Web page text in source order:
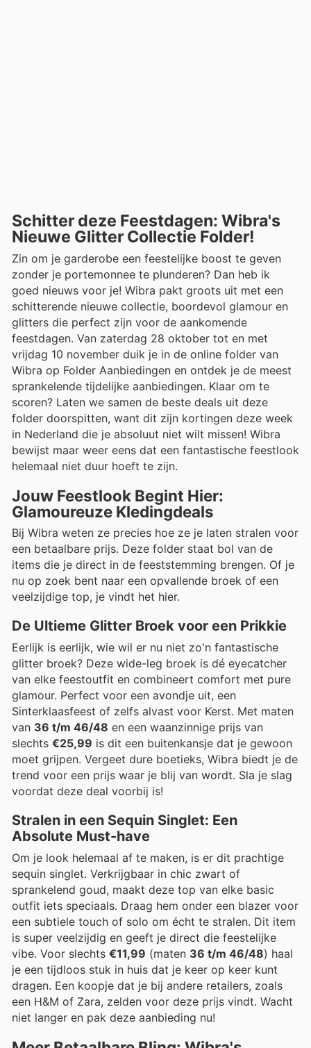
Schitter deze Feestdagen: Wibra's
Nieuwe Glitter Collectie Folder!
Zin om je garderobe een feestelijke boost te geven
zonder je portemonnee te plunderen? Dan heb ik
goed nieuws voor je! Wibra pakt groots uit met een
schitterende nieuwe collectie, boordevol glamour en
glitters die perfect zijn voor de aankomende
feestdagen. Van zaterdag 28 oktober tot en met
vrijdag 10 november duik je in de online folder van
Wibra op Folder Aanbiedingen en ontdek je de meest
sprankelende tijdelijke aanbiedingen. Klaar om te
scoren? Laten we samen de beste deals uit deze
folder doorspitten, want dit zijn kortingen deze week
in Nederland die je absoluut niet wilt missen! Wibra
bewijst maar weer eens dat een fantastische feestlook
helemaal niet duur hoeft te zijn.
Jouw Feestlook Begint Hier:
Glamoureuze Kledingdeals
Bij Wibra weten ze precies hoe ze je laten stralen voor
een betaalbare prijs. Deze folder staat bol van de
items die je direct in de feeststemming brengen. Of je
nu op zoek bent naar een opvallende broek of een
veelzijdige top, je vindt het hier.
De Ultieme Glitter Broek voor een Prikkie
Eerlijk is eerlijk, wie wil er nu niet zo'n fantastische
glitter broek? Deze wide-leg broek is dé eyecatcher
van elke feestoutfit en combineert comfort met pure
glamour. Perfect voor een avondje uit, een
Sinterklaasfeest of zelfs alvast voor Kerst. Met maten
van 36 t/m 46/48 en een waanzinnige prijs van
slechts €25,99 is dit een buitenkansje dat je gewoon
moet grijpen. Vergeet dure boetieks, Wibra biedt je de
trend voor een prijs waar je blij van wordt. Sla je slag
voordat deze deal voorbij is!
Stralen in een Sequin Singlet: Een
Absolute Must-have
Om je look helemaal af te maken, is er dit prachtige
sequin singlet. Verkrijgbaar in chic zwart of
sprankelend goud, maakt deze top van elke basic
outfit iets speciaals. Draag hem onder een blazer voor
een subtiele touch of solo om écht te stralen. Dit item
is super veelzijdig en geeft je direct die feestelijke
vibe. Voor slechts €11,99 (maten 36 t/m 46/48) haal
je een tijdloos stuk in huis dat je keer op keer kunt
dragen. Een koopje dat je bij andere retailers, zoals
een H&M of Zara, zelden voor deze prijs vindt. Wacht
niet langer en pak deze aanbieding nu!